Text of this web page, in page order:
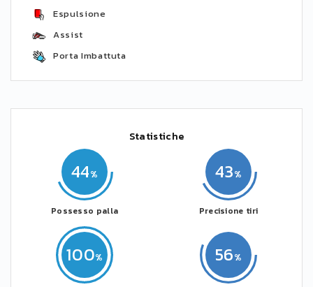
Espulsione
Assist
Porta Imbattuta
Statistiche
44
Possesso palla
100 56
43
Precisione tiri